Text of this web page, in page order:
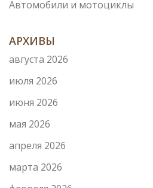
Автомобили и мотоциклы
АРХИВЫ
августа 2026
июля 2026
июня 2026
мая 2026
апреля 2026
марта 2026